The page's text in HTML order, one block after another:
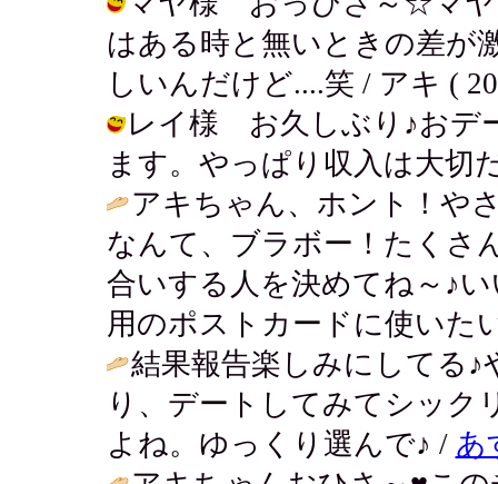
はある時と無いときの差が
しいんだけど....笑 / アキ (
レイ様 お久しぶり♪おデ
ます。やっぱり収入は大切
アキちゃん、ホント！や
なんて、ブラボー！たくさ
合いする人を決めてね～♪
用のポストカードに使いた
結果報告楽しみにしてる
り、デートしてみてシック
よね。ゆっくり選んで♪ /